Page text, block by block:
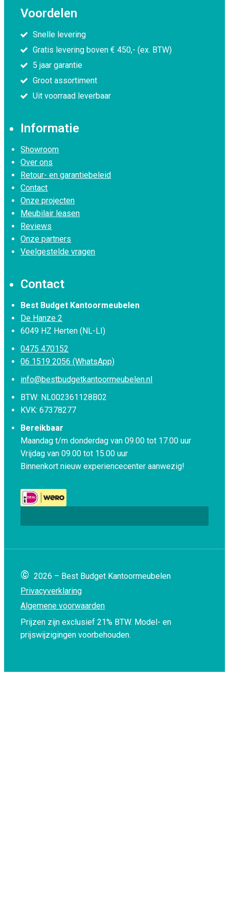
Voordelen
Snelle levering
Gratis levering boven € 450,- (ex. BTW)
5 jaar garantie
Groot assortiment
Uit voorraad leverbaar
Informatie
Showroom
Over ons
Retour- en garantiebeleid
Contact
Onze projecten
Meubilair leasen
Reviews
Onze partners
Veelgestelde vragen
Contact
Best Budget Kantoormeubelen
De Hanze 2
6049 HZ Herten (NL-LI)
0475 470152
06 1519 2056 (WhatsApp)
info@bestbudgetkantoormeubelen.nl
BTW: NL002361128B02
KVK: 67378277
Bereikbaar
Maandag t/m donderdag van 09.00 tot 17.00 uur
Vrijdag van 09.00 tot 15.00 uur
Binnenkort nieuw experiencecenter aanwezig!
© 2026 – Best Budget Kantoormeubelen
Privacyverklaring
Algemene voorwaarden
Prijzen zijn exclusief 21% BTW. Model- en
prijswijzigingen voorbehouden.